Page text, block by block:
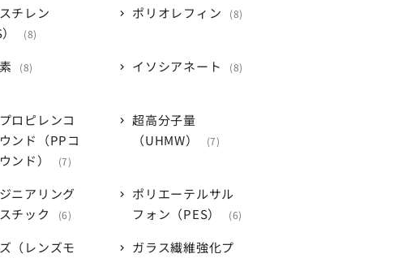
チレン
8
ポリオレフィン 8
8 イソシアネート 8
ロピレンコ
ンド（PPコ
ンド）
7
超高分子量
（UHMW）
7
ニアリング
チック
6
ポリエーテルサル
フォン（PES）
6
（レンズモ
ガラス繊維強化プ